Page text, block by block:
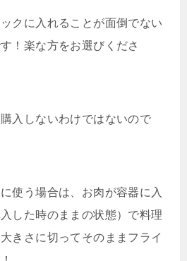
クに入れることが面倒でない
！楽な方をお選びくださ
入しないわけではないので
使う場合は、お肉が容器に入
した時のままの状態）で料理
きさに切ってそのままフライ